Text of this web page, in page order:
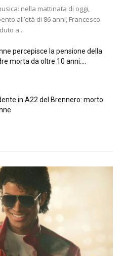
nella mattinata di oggi,
all’età di 86 anni, Francesco
a...
percepisce la pensione della
morta da oltre 10 anni:...
in A22 del Brennero: morto